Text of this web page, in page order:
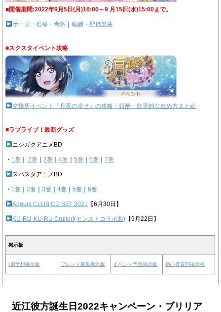
■開催期間:2022年9月5日(月)16:00～9 月15日(水)15:00まで。
ボーダー推移・考察 ｜報酬・配信楽曲
■スクスタイベント攻略
交換所イベント「月夜の幸せ」の攻略・報酬・効率的な進め方まとめ
■ラブライブ！最新グッズ
ニジガクアニメBD
・ 1巻 2巻 ｜3巻 ｜4巻 ｜5巻 ｜6巻 ｜7巻
スパスタアニメBD
・ 1巻 ｜2巻 ｜3巻 ｜4巻 ｜5巻 ｜6巻
Aqours CLUB CD SET 2021 【6月30日】
KU-RU-KU-RU Cruller!(モンストコラボ曲) 【9月22日】
掲示板
UR予想掲示板 フレンド募集掲示板 イベント予想掲示板 初心者質問掲示板
近江彼方誕生日2022キャンペーン・ブリリア